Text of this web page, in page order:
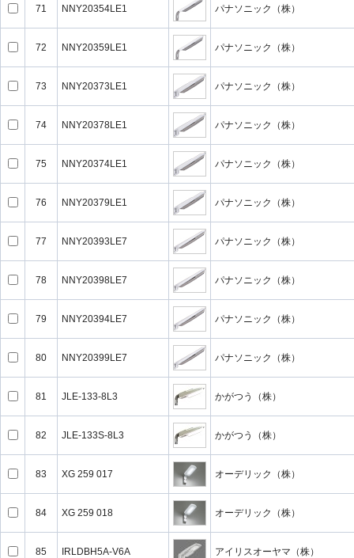
71 NNY20354LE1 パナソニック（株）
72 NNY20359LE1 パナソニック（株）
73 NNY20373LE1 パナソニック（株）
74 NNY20378LE1 パナソニック（株）
75 NNY20374LE1 パナソニック（株）
76 NNY20379LE1 パナソニック（株）
77 NNY20393LE7 パナソニック（株）
78 NNY20398LE7 パナソニック（株）
79 NNY20394LE7 パナソニック（株）
80 NNY20399LE7 パナソニック（株）
81 JLE-133-8L3 かがつう（株）
82 JLE-133S-8L3 かがつう（株）
83 XG 259 017 オーデリック（株）
84 XG 259 018 オーデリック（株）
85 IRLDBH5A-V6A アイリスオーヤマ（株）